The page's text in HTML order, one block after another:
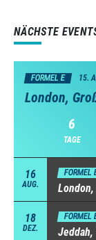
NÄCHSTE
FORMEL E 15.
London,
6
TAGE
16
AUG.
FORMEL
18
DEZ.
FORMEL
Jeddah,